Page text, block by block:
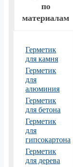
по
материалам
Герметик
для камня
Герметик
для
алюминия
Герметик
для бетона
Герметик
для
гипсокартона
Герметик
для дерева